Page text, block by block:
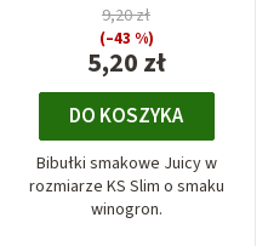
5,20 zł
9,20 zł
(–43 %)
DO KOSZYKA
Bibułki smakowe Juicy w
rozmiarze KS Slim o smaku
winogron.